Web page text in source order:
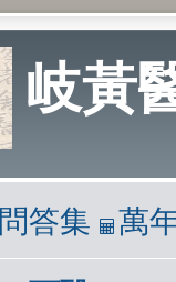
岐黃
問答集 萬